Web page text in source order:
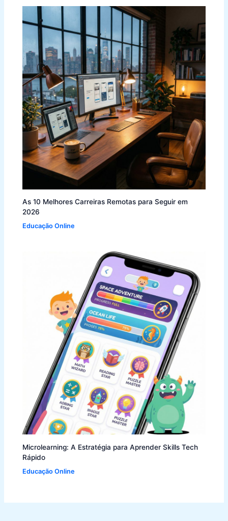
As 10 Melhores Carreiras Remotas para Seguir em
2026
Educação Online
Microlearning: A Estratégia para Aprender Skills Tech
Rápido
Educação Online